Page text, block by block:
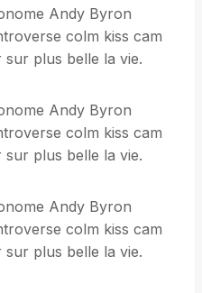
Andy Byron
colm kiss cam
plus belle la vie.
Andy Byron
colm kiss cam
plus belle la vie.
Andy Byron
colm kiss cam
plus belle la vie.